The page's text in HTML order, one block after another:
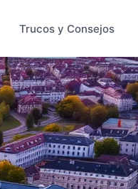
Trucos y Consejos